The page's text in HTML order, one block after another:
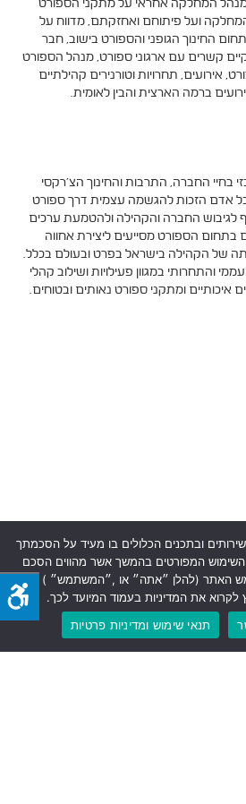
מנהל המחלקה אחראי על מתקני הספורט
ועל פיתוחם ואחזקתם, מדווח על
החינוך הגופני והספורט בישוב, חבר
קשרים עם ארגוני ספורט, מנהל הספורט
אירועים, תחרויות וטורנירים קהילתיים
ברמה הארצית והבין לאומית.
בחיי החברה, התרבות והחינוך הצ'רקסי
אדם הזכות להגשמה עצמית דרך ספורט
לגיבוש החברה והקהילה ולהטמעת ערכים
בתחום הספורט מסייעים ליצירת אחווה
של הקהילה בישראל בפרט ובעולם בכלל.
והתחרותי במגוון פעילויות ושילוב קהלי
ומתקני ספורט נאותים ובטוחים.
ובתכנים הכלולים בו מעיד על הסכמתך
השימוש המפורטים בהמשך אשר מהווים הסכם
האתר (להלן ״אתה״ או ,״המשתמש״ ) לבין
לקרוא את המדיניות בעמוד המיועד לכך.
תנאי שימוש ומדיניות פרטיות